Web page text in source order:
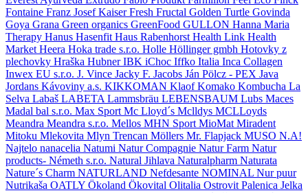
Fontaine Franz Josef KaiserFresh Fructal Golden Turtle Govinda
Goya Grana Green organics GreenFood GULLON Hanna Maria
Therapy Hanus Hasenfit Haus Rabenhorst Health Link Health
Market Heera Hoka trade s.r.o. Holle Höllinger gmbh Hotovky z
plechovky Hraška HubnerIBK iChoc Iffko Italia Inca Collagen
Inwex EU s.r.o. J. Vince Jacky F. Jacobs Ján Pölcz - PEX Java
Jordans Kávoviny a.s. KIKKOMAN KlaofKomako Kombucha La
Selva Labaš LABETA Lammsbräu LEBENSBAUM Lubs Maces
Madal bal s.r.o. Max Sport Mc Lloyd´s Mclldys MCLLoyds
Meandra Meandra s.r.o. Mellos MHN Sport MioMat Miradent
Mitoku Mlekovita Mlyn Trencan Möllers Mr. Flapjack MUSO N.A!
Najtelo nanacelia Natumi Natur Compagnie Natur Farm Natur
products- Németh s.r.o. Natural Jihlava Naturalpharm Naturata
Nature´s Charm NATURLAND Nefdesante NOMINAL Nur puur
Nutrikaša OATLY Ökoland Ökovital Olitalia Ostrovit Palenica Jelka